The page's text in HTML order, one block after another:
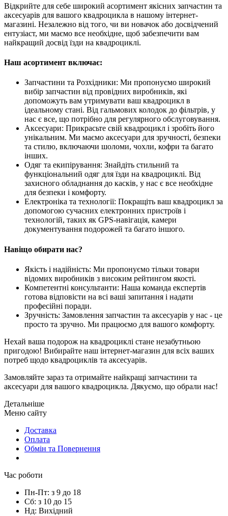
Відкрийте для себе широкий асортимент якісних запчастин та
аксесуарів для вашого квадроцикла в нашому інтернет-
магазині. Незалежно від того, чи ви новачок або досвідчений
ентузіаст, ми маємо все необхідне, щоб забезпечити вам
найкращий досвід їзди на квадроциклі.
Наш асортимент включає:
Запчастини та Розхідники: Ми пропонуємо широкий
вибір запчастин від провідних виробників, які
допоможуть вам утримувати ваш квадроцикл в
ідеальному стані. Від гальмових колодок до фільтрів, у
нас є все, що потрібно для регулярного обслуговування.
Аксесуари: Прикрасьте свій квадроцикл і зробіть його
унікальним. Ми маємо аксесуари для зручності, безпеки
та стилю, включаючи шоломи, чохли, кофри та багато
інших.
Одяг та екипірування: Знайдіть стильний та
функціональний одяг для їзди на квадроциклі. Від
захисного обладнання до касків, у нас є все необхідне
для безпеки і комфорту.
Електроніка та технології: Покращіть ваш квадроцикл за
допомогою сучасних електронних пристроїв і
технологій, таких як GPS-навігація, камери
документування подорожей та багато іншого.
Навіщо обирати нас?
Якість і надійність: Ми пропонуємо тільки товари
відомих виробників з високим рейтингом якості.
Компетентні консультанти: Наша команда експертів
готова відповісти на всі ваші запитання і надати
професійні поради.
Зручність: Замовлення запчастин та аксесуарів у нас - це
просто та зручно. Ми працюємо для вашого комфорту.
Нехай ваша подорож на квадроциклі стане незабутньою
пригодою! Вибирайте наш інтернет-магазин для всіх ваших
потреб щодо квадроциклів та аксесуарів.
Замовляйте зараз та отримайте найкращі запчастини та
аксесуари для вашого квадроцикла. Дякуємо, що обрали нас!
Детальніше
Mеню сайтy
Доставка
Оплата
Обмін та Повернення
Час роботи
Пн-Пт: з 9 до 18
Сб: з 10 до 15
Нд: Вихідний